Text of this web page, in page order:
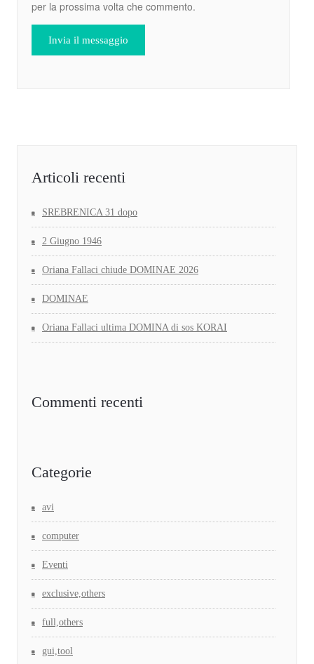
per la prossima volta che commento.
Articoli recenti
SREBRENICA 31 dopo
2 Giugno 1946
Oriana Fallaci chiude DOMINAE 2026
DOMINAE
Oriana Fallaci ultima DOMINA di sos KORAI
Commenti recenti
Categorie
avi
computer
Eventi
exclusive,others
full,others
gui,tool